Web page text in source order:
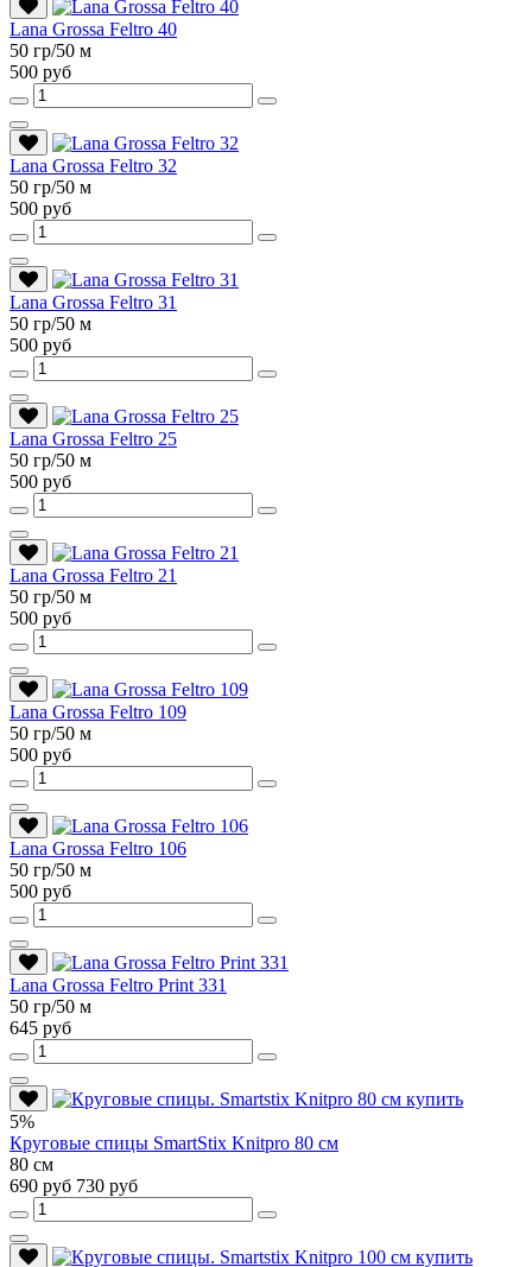
Lana Grossa Feltro 40
50 гр/50 м
500 руб
Lana Grossa Feltro 32
50 гр/50 м
500 руб
Lana Grossa Feltro 31
50 гр/50 м
500 руб
Lana Grossa Feltro 25
50 гр/50 м
500 руб
Lana Grossa Feltro 21
50 гр/50 м
500 руб
Lana Grossa Feltro 109
50 гр/50 м
500 руб
Lana Grossa Feltro 106
50 гр/50 м
500 руб
Lana Grossa Feltro Print 331
50 гр/50 м
645 руб
5%
Круговые спицы SmartStix Knitpro 80 см
80 см
690 руб 730 руб